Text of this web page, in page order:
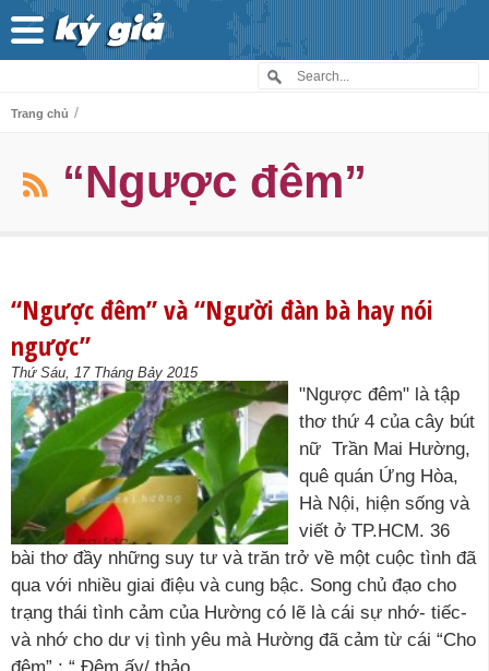
Trang chủ /
“Ngược đêm”
“Ngược đêm” và “Người đàn bà hay nói
ngược”
Thứ Sáu, 17 Tháng Bảy 2015
"Ngược đêm" là tập
thơ thứ 4 của cây bút
nữ Trần Mai Hường,
quê quán Ứng Hòa,
Hà Nội, hiện sống và
viết ở TP.HCM. 36
bài thơ đầy những suy tư và trăn trở về một cuộc tình đã
qua với nhiều giai điệu và cung bậc. Song chủ đạo cho
trạng thái tình cảm của Hường có lẽ là cái sự nhớ- tiếc-
và nhớ cho dư vị tình yêu mà Hường đã cảm từ cái “Cho